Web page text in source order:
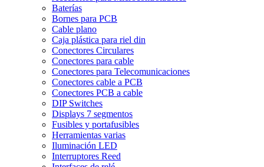
Baterías
Bornes para PCB
Cable plano
Caja plástica para riel din
Conectores Circulares
Conectores para cable
Conectores para Telecomunicaciones
Conectores cable a PCB
Conectores PCB a cable
DIP Switches
Displays 7 segmentos
Fusibles y portafusibles
Herramientas varias
Iluminación LED
Interruptores Reed